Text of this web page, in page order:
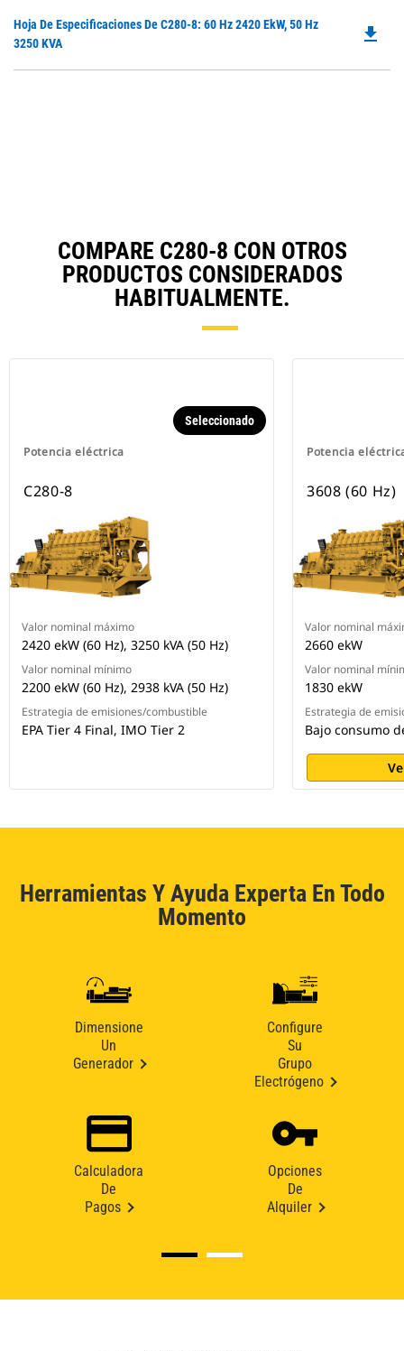
Hoja De Especificaciones De C280-8: 60 Hz 2420 EkW, 50 Hz
3250 KVA
file_download
COMPARE C280-8 CON OTROS
PRODUCTOS CONSIDERADOS
HABITUALMENTE.
Potencia eléctrica
Seleccionado
C280-8
Valor nominal máximo
2420 ekW (60 Hz), 3250 kVA (50 Hz)
Valor nominal mínimo
2200 ekW (60 Hz), 2938 kVA (50 Hz)
Estrategia de emisiones/combustible
EPA Tier 4 Final, IMO Tier 2
Potencia
3608 (60 Hz)
Valor nominal
2660 ekW
Valor nominal
1830 ekW
Estrategia de
Bajo consumo
Herramientas Y Ayuda Experta En Todo
Momento
Dimensione
Un
Generador
Configure
Su
Grupo
Electrógeno
Calculadora
De
Pagos
Opciones
De
Alquiler